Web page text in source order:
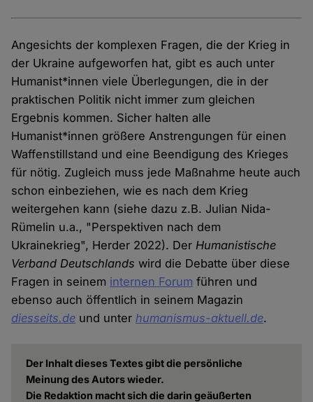
Angesichts der komplexen Fragen, die der Krieg in
der Ukraine aufgeworfen hat, gibt es auch unter
Humanist*innen viele Überlegungen, die in der
praktischen Politik nicht immer zum gleichen
Ergebnis kommen. Sicher halten alle
Humanist*innen größere Anstrengungen für einen
Waffenstillstand und eine Beendigung des Krieges
für nötig. Zugleich muss jede Maßnahme heute auch
schon einbeziehen, wie es nach dem Krieg
weitergehen kann (siehe dazu z.B. Julian Nida-
Rümelin u.a., "Perspektiven nach dem
Ukrainekrieg", Herder 2022). DerHumanistische
Verband Deutschlandswird die Debatte über diese
Fragen in seinem internen Forum führen und
ebenso auch öffentlich in seinem Magazin
diesseits.de und unterhumanismus-aktuell.de.
Der Inhalt dieses Textes gibt die persönliche
Meinung des Autors wieder.
Die Redaktion macht sich die darin geäußerten